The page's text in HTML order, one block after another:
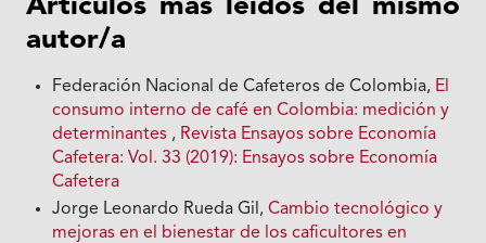
Artículos más leídos del mismo
autor/a
Federación Nacional de Cafeteros de Colombia, El
consumo interno de café en Colombia: medición y
determinantes , Revista Ensayos sobre Economía
Cafetera: Vol. 33 (2019): Ensayos sobre Economía
Cafetera
Jorge Leonardo Rueda Gil,Cambio tecnológico y
mejoras en el bienestar de los caficultores en